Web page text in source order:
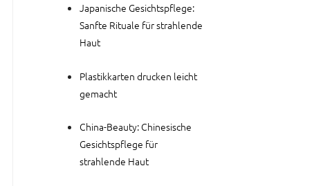
Japanische Gesichtspflege:
Sanfte Rituale für strahlende
Haut
Plastikkarten drucken leicht
gemacht
China-Beauty: Chinesische
Gesichtspflege für
strahlende Haut